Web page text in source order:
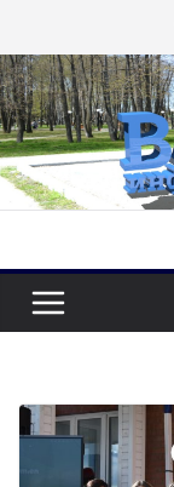
к
содержимому